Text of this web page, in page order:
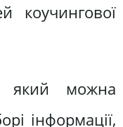
коучингової
який можна
інформації,